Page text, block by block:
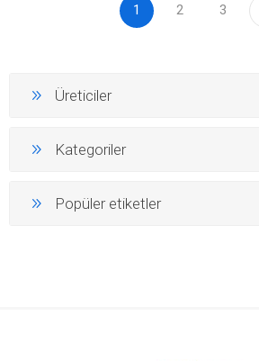
1 2 3
Üreticiler
Kategoriler
Popüler etiketler